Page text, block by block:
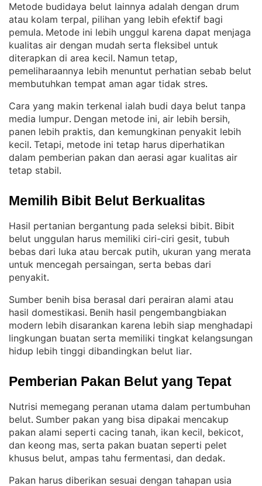
Metode budidaya belut lainnya adalah dengan drum
atau kolam terpal, pilihan yang lebih efektif bagi
pemula. Metode ini lebih unggul karena dapat menjaga
kualitas air dengan mudah serta fleksibel untuk
diterapkan di area kecil. Namun tetap,
pemeliharaannya lebih menuntut perhatian sebab belut
membutuhkan tempat aman agar tidak stres.
Cara yang makin terkenal ialah budi daya belut tanpa
media lumpur. Dengan metode ini, air lebih bersih,
panen lebih praktis, dan kemungkinan penyakit lebih
kecil. Tetapi, metode ini tetap harus diperhatikan
dalam pemberian pakan dan aerasi agar kualitas air
tetap stabil.
Memilih Bibit Belut Berkualitas
Hasil pertanian bergantung pada seleksi bibit. Bibit
belut unggulan harus memiliki ciri-ciri gesit, tubuh
bebas dari luka atau bercak putih, ukuran yang merata
untuk mencegah persaingan, serta bebas dari
penyakit.
Sumber benih bisa berasal dari perairan alami atau
hasil domestikasi. Benih hasil pengembangbiakan
modern lebih disarankan karena lebih siap menghadapi
lingkungan buatan serta memiliki tingkat kelangsungan
hidup lebih tinggi dibandingkan belut liar.
Pemberian Pakan Belut yang Tepat
Nutrisi memegang peranan utama dalam pertumbuhan
belut. Sumber pakan yang bisa dipakai mencakup
pakan alami seperti cacing tanah, ikan kecil, bekicot,
dan keong mas, serta pakan buatan seperti pelet
khusus belut, ampas tahu fermentasi, dan dedak.
Pakan harus diberikan sesuai dengan tahapan usia